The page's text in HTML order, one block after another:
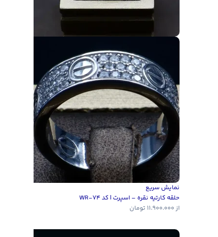
نمایش سریع
حلقه کارتیه نقره – اسپرت | کد WR-74
از 11.900.000 تومان